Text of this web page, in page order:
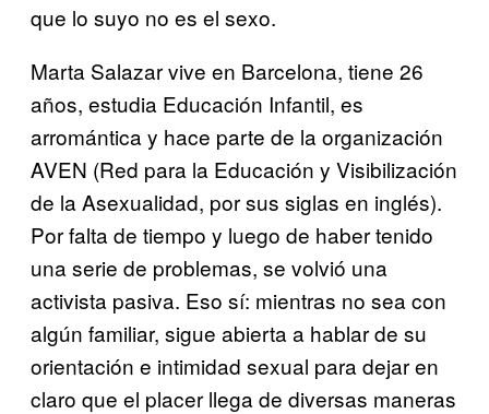
que lo suyo no es el sexo.
Marta Salazar vive en Barcelona, tiene 26
años, estudia Educación Infantil, es
arromántica y hace parte de la organización
AVEN (Red para la Educación y Visibilización
de la Asexualidad, por sus siglas en inglés).
Por falta de tiempo y luego de haber tenido
una serie de problemas, se volvió una
activista pasiva. Eso sí: mientras no sea con
algún familiar, sigue abierta a hablar de su
orientación e intimidad sexual para dejar en
claro que el placer llega de diversas maneras